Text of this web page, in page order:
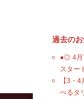
過去の
●◎ 4月
スター
【3・
べるタ